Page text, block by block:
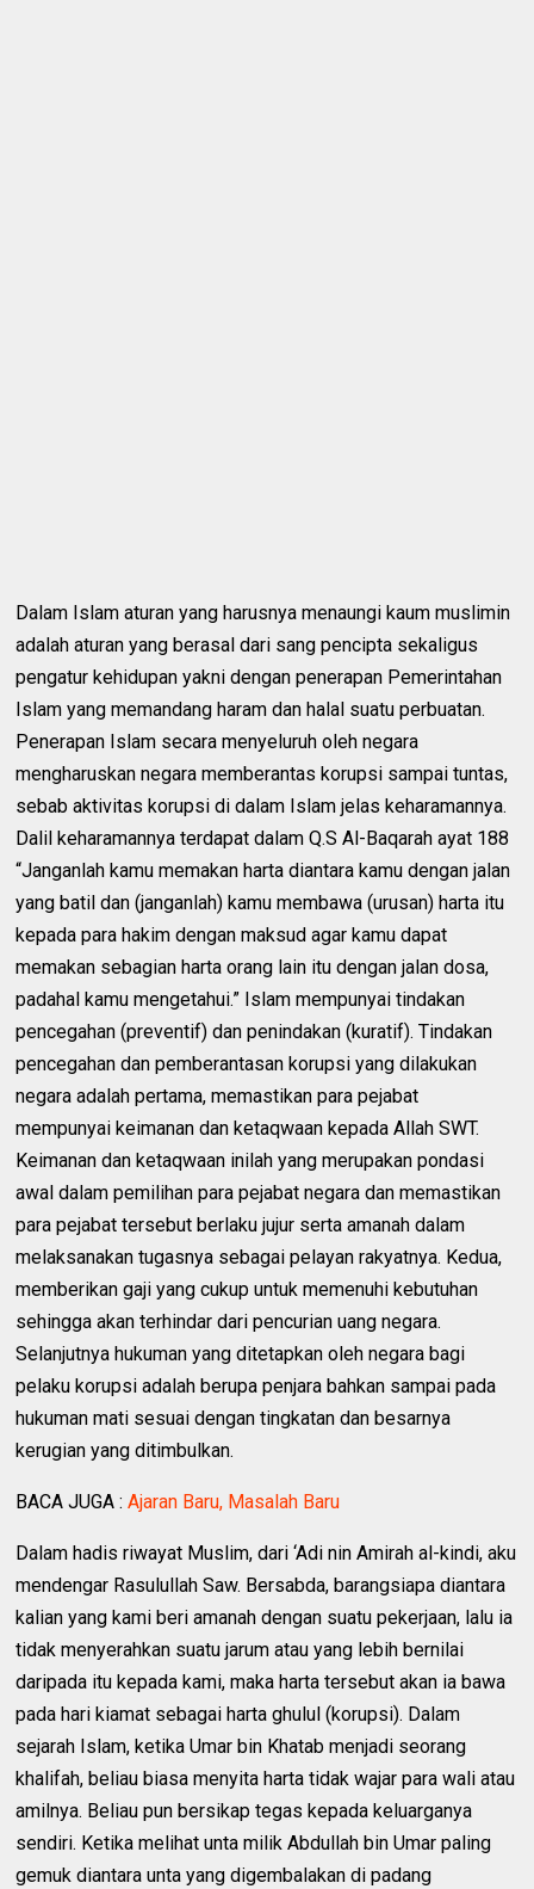
Dalam Islam aturan yang harusnya menaungi kaum muslimin
adalah aturan yang berasal dari sang pencipta sekaligus
pengatur kehidupan yakni dengan penerapan Pemerintahan
Islam yang memandang haram dan halal suatu perbuatan.
Penerapan Islam secara menyeluruh oleh negara
mengharuskan negara memberantas korupsi sampai tuntas,
sebab aktivitas korupsi di dalam Islam jelas keharamannya.
Dalil keharamannya terdapat dalam Q.S Al-Baqarah ayat 188
“Janganlah kamu memakan harta diantara kamu dengan jalan
yang batil dan (janganlah) kamu membawa (urusan) harta itu
kepada para hakim dengan maksud agar kamu dapat
memakan sebagian harta orang lain itu dengan jalan dosa,
padahal kamu mengetahui.” Islam mempunyai tindakan
pencegahan (preventif) dan penindakan (kuratif). Tindakan
pencegahan dan pemberantasan korupsi yang dilakukan
negara adalah pertama, memastikan para pejabat
mempunyai keimanan dan ketaqwaan kepada Allah SWT.
Keimanan dan ketaqwaan inilah yang merupakan pondasi
awal dalam pemilihan para pejabat negara dan memastikan
para pejabat tersebut berlaku jujur serta amanah dalam
melaksanakan tugasnya sebagai pelayan rakyatnya. Kedua,
memberikan gaji yang cukup untuk memenuhi kebutuhan
sehingga akan terhindar dari pencurian uang negara.
Selanjutnya hukuman yang ditetapkan oleh negara bagi
pelaku korupsi adalah berupa penjara bahkan sampai pada
hukuman mati sesuai dengan tingkatan dan besarnya
kerugian yang ditimbulkan.
BACA JUGA :Ajaran Baru, Masalah Baru
Dalam hadis riwayat Muslim, dari ‘Adi nin Amirah al-kindi, aku
mendengar Rasulullah Saw. Bersabda, barangsiapa diantara
kalian yang kami beri amanah dengan suatu pekerjaan, lalu ia
tidak menyerahkan suatu jarum atau yang lebih bernilai
daripada itu kepada kami, maka harta tersebut akan ia bawa
pada hari kiamat sebagai harta ghulul (korupsi). Dalam
sejarah Islam, ketika Umar bin Khatab menjadi seorang
khalifah, beliau biasa menyita harta tidak wajar para wali atau
amilnya. Beliau pun bersikap tegas kepada keluarganya
sendiri. Ketika melihat unta milik Abdullah bin Umar paling
gemuk diantara unta yang digembalakan di padang